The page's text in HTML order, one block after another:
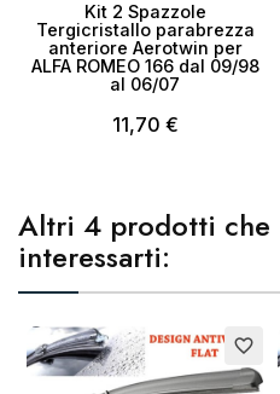
Kit 2 Spazzole
Tergicristallo parabrezza
anteriore Aerotwin per
ALFA ROMEO 166 dal 09/98
al 06/07
11,70 €
Altri 4 prodotti che
interessarti:
favorite_border